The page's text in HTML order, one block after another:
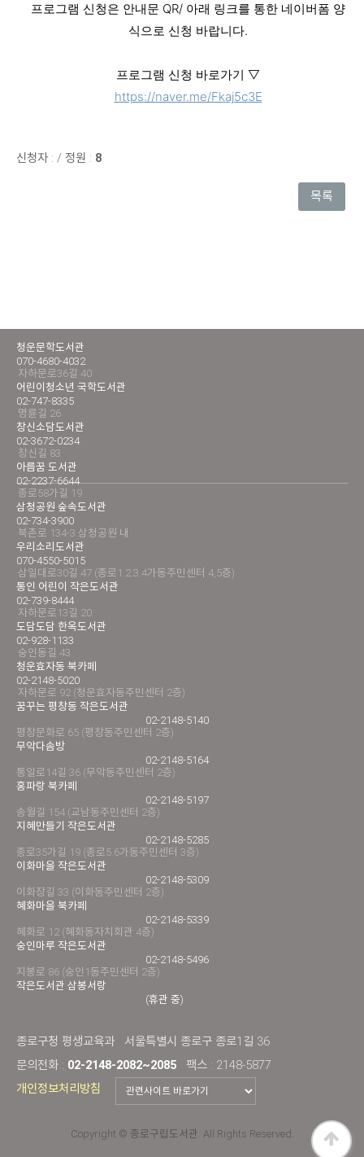
프로그램 신청은 안내문 QR/ 아래 링크를 통한 네이버폼 양
식으로 신청 바랍니다.
프로그램 신청 바로가기 ▽
https://naver.me/Fkaj5c3E
신청자 : / 정원 : 8
목록
청운문학도서관
070-4680-4032
자하문로36길 40
어린이청소년 국학도서관
02-747-8335
명륜길 26
창신소담도서관
02-3672-0234
창신길 83
아름꿈 도서관
02-2237-6644
종로58가길 19
삼청공원 숲속도서관
02-734-3900
북촌로 134-3 삼청공원 내
우리소리도서관
070-4550-5015
삼일대로30길 47 (종로1.2.3.4가동주민센터 4,5층)
통인 어린이 작은도서관
02-739-8444
자하문로13길 20
도담도담 한옥도서관
02-928-1133
숭인동길 43
청운효자동 북카페
02-2148-5020
자하문로 92 (청운효자동주민센터 2층)
꿈꾸는 평창동 작은도서관
02-2148-5140
평창문화로 65 (평창동주민센터 2층)
무악다솜방
02-2148-5164
통일로14길 36 (무악동주민센터 2층)
홍파랑 북카페
02-2148-5197
송월길 154 (교남동주민센터 2층)
지혜만들기 작은도서관
02-2148-5285
종로35가길 19 (종로5.6가동주민센터 3층)
이화마을 작은도서관
02-2148-5309
이화장길 33 (이화동주민센터 2층)
혜화마을 북카페
02-2148-5339
혜화로 12 (혜화동자치회관 4층)
숭인마루 작은도서관
02-2148-5496
지봉로 86 (숭인1동주민센터 2층)
작은도서관 삼봉서랑
(휴관 중)
종로구청 평생교육과
서울특별시 종로구 종로1길 36
문의전화 : 02-2148-2082~2085
팩스 : 2148-5877
개인정보처리방침
Copyright © 종로구립도서관. All Rights Reserved.